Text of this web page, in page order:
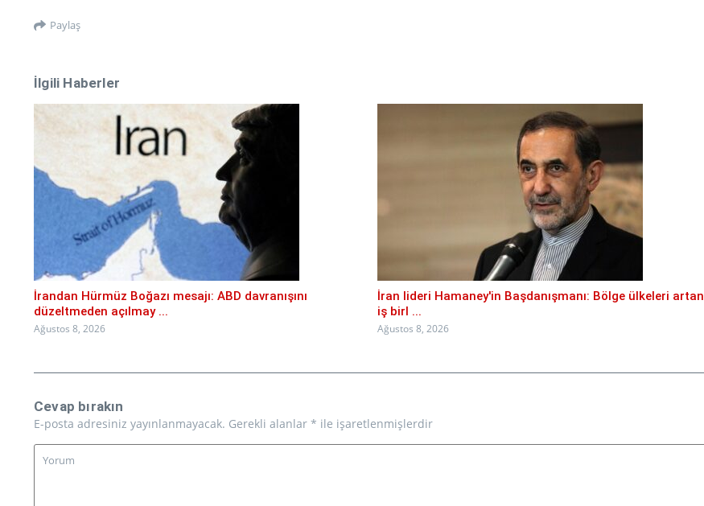
Paylaş
İlgili Haberler
İrandan Hürmüz Boğazı mesajı: ABD davranışını
düzeltmeden açılmay ...
Ağustos 8, 2026
İran lideri Hamaney'in Başdanışmanı: Bölge ülkeleri artan
iş birl ...
Ağustos 8, 2026
Cevap bırakın
E-posta adresiniz yayınlanmayacak. Gerekli alanlar * ile işaretlenmişlerdir